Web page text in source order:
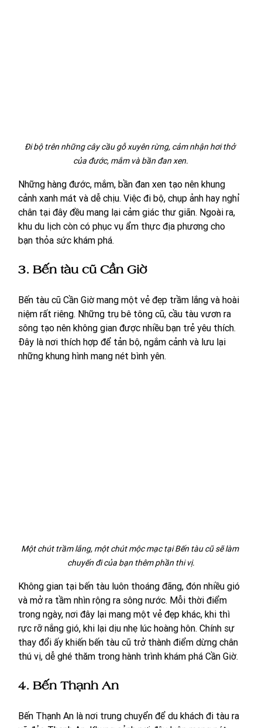
Đi bộ trên những cây cầu gỗ xuyên rừng, cảm nhận hơi thở
của đước, mắm và bần đan xen.
Những hàng đước, mắm, bần đan xen tạo nên khung
cảnh xanh mát và dễ chịu. Việc đi bộ, chụp ảnh hay nghỉ
chân tại đây đều mang lại cảm giác thư giãn. Ngoài ra,
khu du lịch còn có phục vụ ẩm thực địa phương cho
bạn thỏa sức khám phá.
3. Bến tàu cũ Cần Giờ
Bến tàu cũ Cần Giờ mang một vẻ đẹp trầm lắng và hoài
niệm rất riêng. Những trụ bê tông cũ, cầu tàu vươn ra
sông tạo nên không gian được nhiều bạn trẻ yêu thích.
Đây là nơi thích hợp để tản bộ, ngắm cảnh và lưu lại
những khung hình mang nét bình yên.
Một chút trầm lắng, một chút mộc mạc tại Bến tàu cũ sẽ làm
chuyến đi của bạn thêm phần thi vị.
Không gian tại bến tàu luôn thoáng đãng, đón nhiều gió
và mở ra tầm nhìn rộng ra sông nước. Mỗi thời điểm
trong ngày, nơi đây lại mang một vẻ đẹp khác, khi thì
rực rỡ nắng gió, khi lại dịu nhẹ lúc hoàng hôn. Chính sự
thay đổi ấy khiến bến tàu cũ trở thành điểm dừng chân
thú vị, dễ ghé thăm trong hành trình khám phá Cần Giờ.
4. Bến Thạnh An
Bến Thạnh An là nơi trung chuyển để du khách đi tàu ra